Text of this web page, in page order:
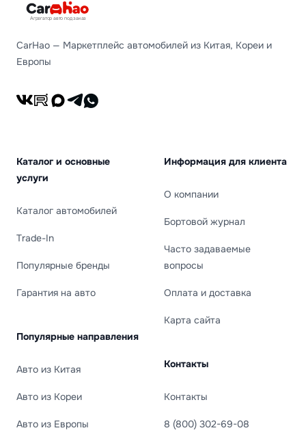
Агрегатор авто под заказ
CarHao — Маркетплейс автомобилей из Китая, Кореи и
Европы
ВКонтакте
RuTube
MaxTelegram
Каталог и основные
услуги
Каталог автомобилей
Trade-In
Популярные бренды
Гарантия на авто
Популярные направления
Авто из Китая
Авто из Кореи
Авто из Европы
Информация для клиента
О компании
Бортовой журнал
Часто задаваемые
вопросы
Оплата и доставка
Карта сайта
Контакты
Контакты
8 (800) 302-69-08